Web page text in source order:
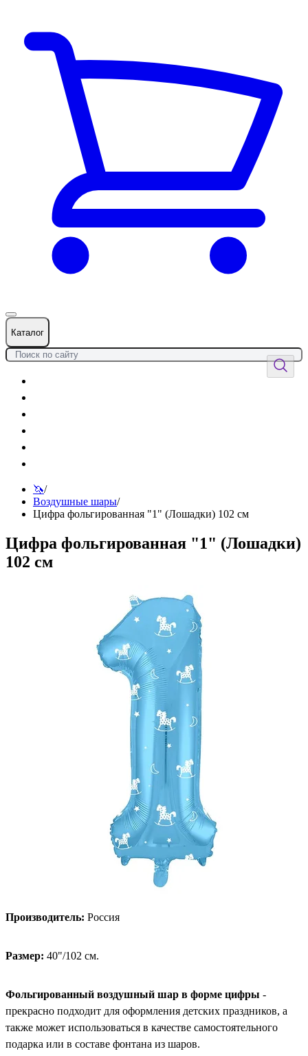
Каталог
🦄/
Воздушные шары/
Цифра фольгированная "1" (Лошадки) 102 см
Цифра фольгированная "1" (Лошадки)
102 см
Производитель: Россия
Размер: 40"/102 см.
Фольгированный воздушный шар в форме цифры -
прекрасно подходит для оформления детских праздников, а
также может использоваться в качестве самостоятельного
подарка или в составе фонтана из шаров.